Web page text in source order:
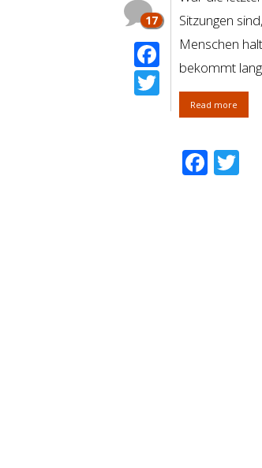
17
Twitter
Sitzungen
Menschen
bekommt
Read more